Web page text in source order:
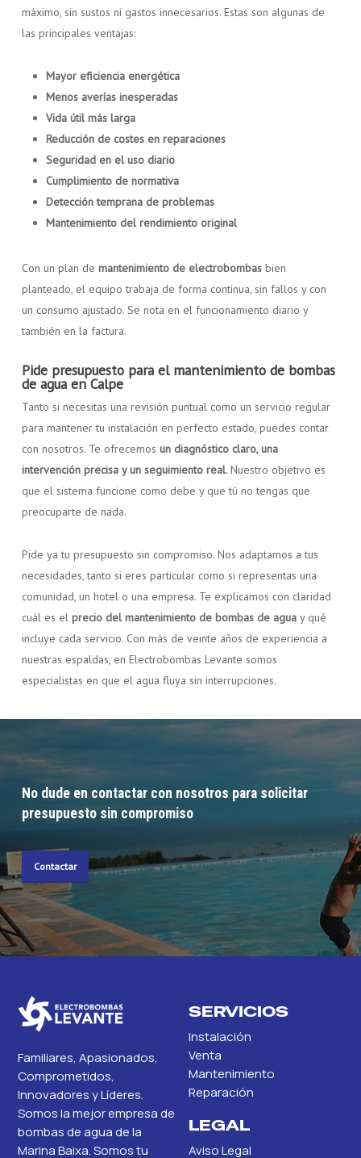
máximo, sin sustos ni gastos innecesarios. Estas son algunas de
las principales ventajas:
Mayor eficiencia energética
Menos averías inesperadas
Vida útil más larga
Reducción de costes en reparaciones
Seguridad en el uso diario
Cumplimiento de normativa
Detección temprana de problemas
Mantenimiento del rendimiento original
Con un plan de mantenimiento de electrobombasbien
planteado, el equipo trabaja de forma continua, sin fallos y con
un consumo ajustado. Se nota en el funcionamiento diario y
también en la factura.
Pide presupuesto para el mantenimiento de bombas
de agua en Calpe
Tanto si necesitas una revisión puntual como un servicio regular
para mantener tu instalación en perfecto estado, puedes contar
con nosotros. Te ofrecemos un diagnóstico claro, una
intervención precisa y un seguimiento real. Nuestro objetivo es
que el sistema funcione como debe y que tú no tengas que
preocuparte de nada.
Pide ya tu presupuesto sin compromiso. Nos adaptamos a tus
necesidades, tanto si eres particular como si representas una
comunidad, un hotel o una empresa. Te explicamos con claridad
cuál es elprecio del mantenimiento de bombas de agua y qué
incluye cada servicio. Con más de veinte años de experiencia a
nuestras espaldas, en Electrobombas Levante somos
especialistas en que el agua fluya sin interrupciones.
No dude en contactar con nosotros para solicitar
presupuesto sin compromiso
Contactar
Familiares, Apasionados,
Comprometidos,
Innovadores y Líderes.
Somos la mejor empresa de
bombas de agua de la
Marina Baixa. Somos tu
SERVICIOS
Instalación
Venta
Mantenimiento
Reparación
LEGAL
Aviso Legal